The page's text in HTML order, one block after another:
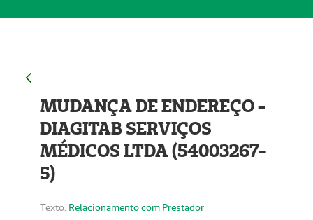
MUDANÇA DE ENDEREÇO -
DIAGITAB SERVIÇOS
MÉDICOS LTDA (54003267-
5)
Texto: Relacionamento com Prestador